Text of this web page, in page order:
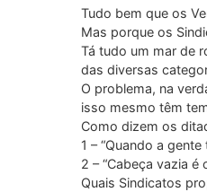
Tudo bem que os
Mas porque os
Tá tudo um mar de
das diversas
O problema, na
isso mesmo têm
Como dizem os
1 – “Quando a
2 – “Cabeça vazia
Quais Sindicatos